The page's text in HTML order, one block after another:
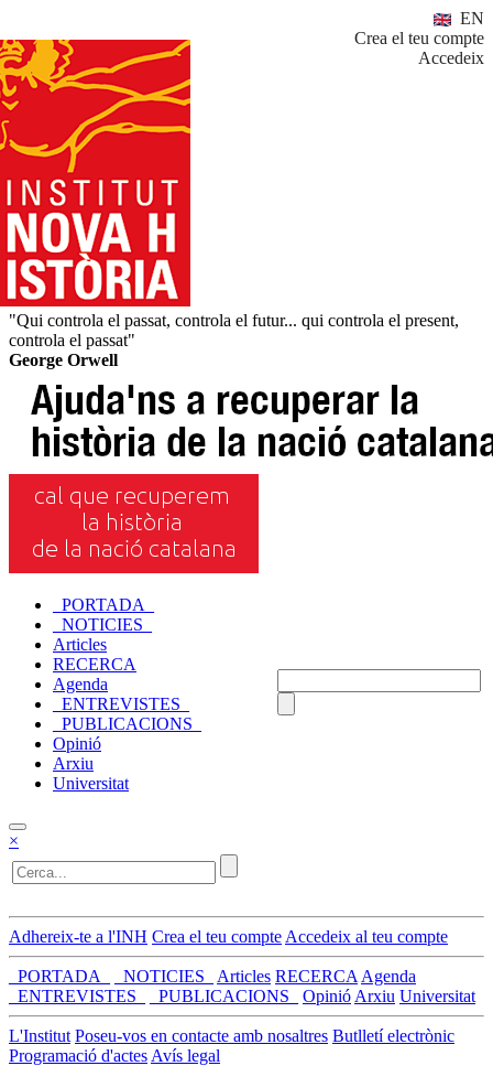
EN
Crea el teu compte
Accedeix
"Qui controla el passat, controla el futur... qui controla el present,
controla el passat"
George Orwell
_PORTADA_
_NOTICIES_
Articles
RECERCA
Agenda
_ENTREVISTES_
_PUBLICACIONS_
Opinió
Arxiu
Universitat
×
Adhereix-te a l'INH Crea el teu compte Accedeix al teu compte
_PORTADA_ _NOTICIES_ Articles RECERCA Agenda
_ENTREVISTES_
_PUBLICACIONS_ Opinió Arxiu Universitat
L'Institut Poseu-vos en contacte amb nosaltres Butlletí electrònic
Programació d'actes Avís legal